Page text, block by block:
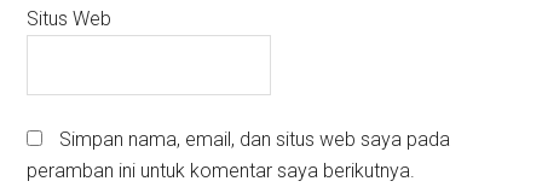
Situs Web
Simpan nama, email, dan situs web saya pada
peramban ini untuk komentar saya berikutnya.